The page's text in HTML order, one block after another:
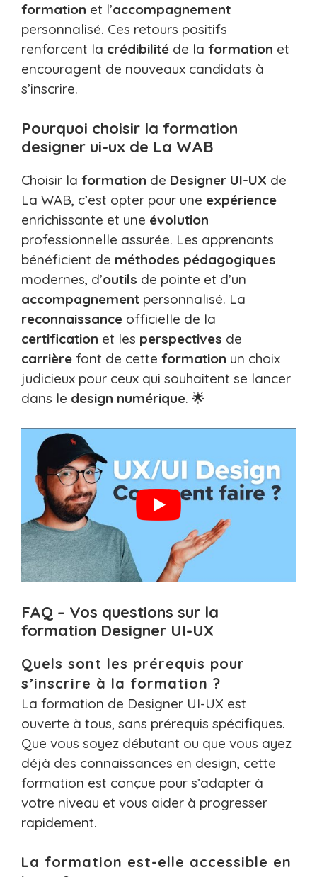
formation et l’accompagnement
personnalisé. Ces retours positifs
renforcent la crédibilité de la formation et
encouragent de nouveaux candidats à
s’inscrire.
Pourquoi choisir la formation
designer ui-ux de La WAB
Choisir la formation de Designer UI-UX de
La WAB, c’est opter pour une expérience
enrichissante et une évolution
professionnelle assurée. Les apprenants
bénéficient de méthodes pédagogiques
modernes, d’outils de pointe et d’un
accompagnement personnalisé. La
reconnaissance officielle de la
certification et les perspectives de
carrière font de cette formation un choix
judicieux pour ceux qui souhaitent se lancer
dans le design numérique. 🌟
FAQ – Vos questions sur la
formation Designer UI-UX
Quels sont les prérequis pour
s’inscrire à la formation ?
La formation de Designer UI-UX est
ouverte à tous, sans prérequis spécifiques.
Que vous soyez débutant ou que vous ayez
déjà des connaissances en design, cette
formation est conçue pour s’adapter à
votre niveau et vous aider à progresser
rapidement.
La formation est-elle accessible en